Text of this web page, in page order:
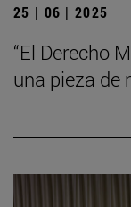
25 | 06 | 2025
“El Derecho
una pieza de